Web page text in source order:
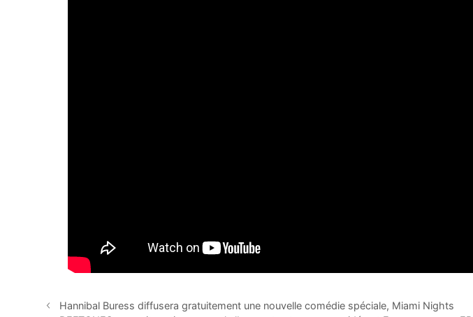
Hannibal Buress diffusera gratuitement une nouvelle comédie spéciale, Miami Nights